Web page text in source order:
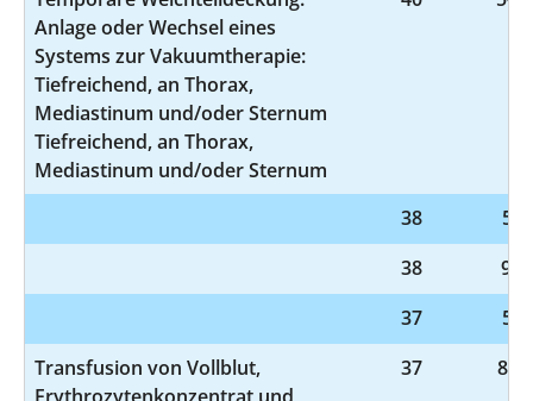
Anlage oder Wechsel eines
Systems zur Vakuumtherapie:
Tiefreichend, an Thorax,
Mediastinum und/oder Sternum
Tiefreichend, an Thorax,
Mediastinum und/oder Sternum
38
5-
38
9-
37
5-
Transfusion von Vollblut,
37 8-